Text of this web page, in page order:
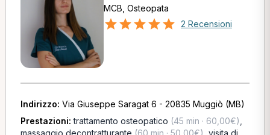
MCB, Osteopata
2 Recensioni
Indirizzo: Via Giuseppe Saragat 6 - 20835 Muggiò (MB)
Prestazioni:trattamento osteopatico (45 min · 60,00€)
massaggio decontratturante (60 min · 50,00€) visita di